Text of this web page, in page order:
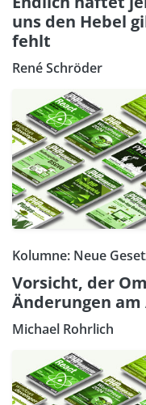
uns den Hebel
fehlt
René Schröder
Kolumne: Neue
Vorsicht, der
Änderungen am
Michael Rohrlich